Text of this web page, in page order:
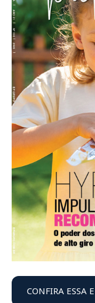
CONFIRA ESSA